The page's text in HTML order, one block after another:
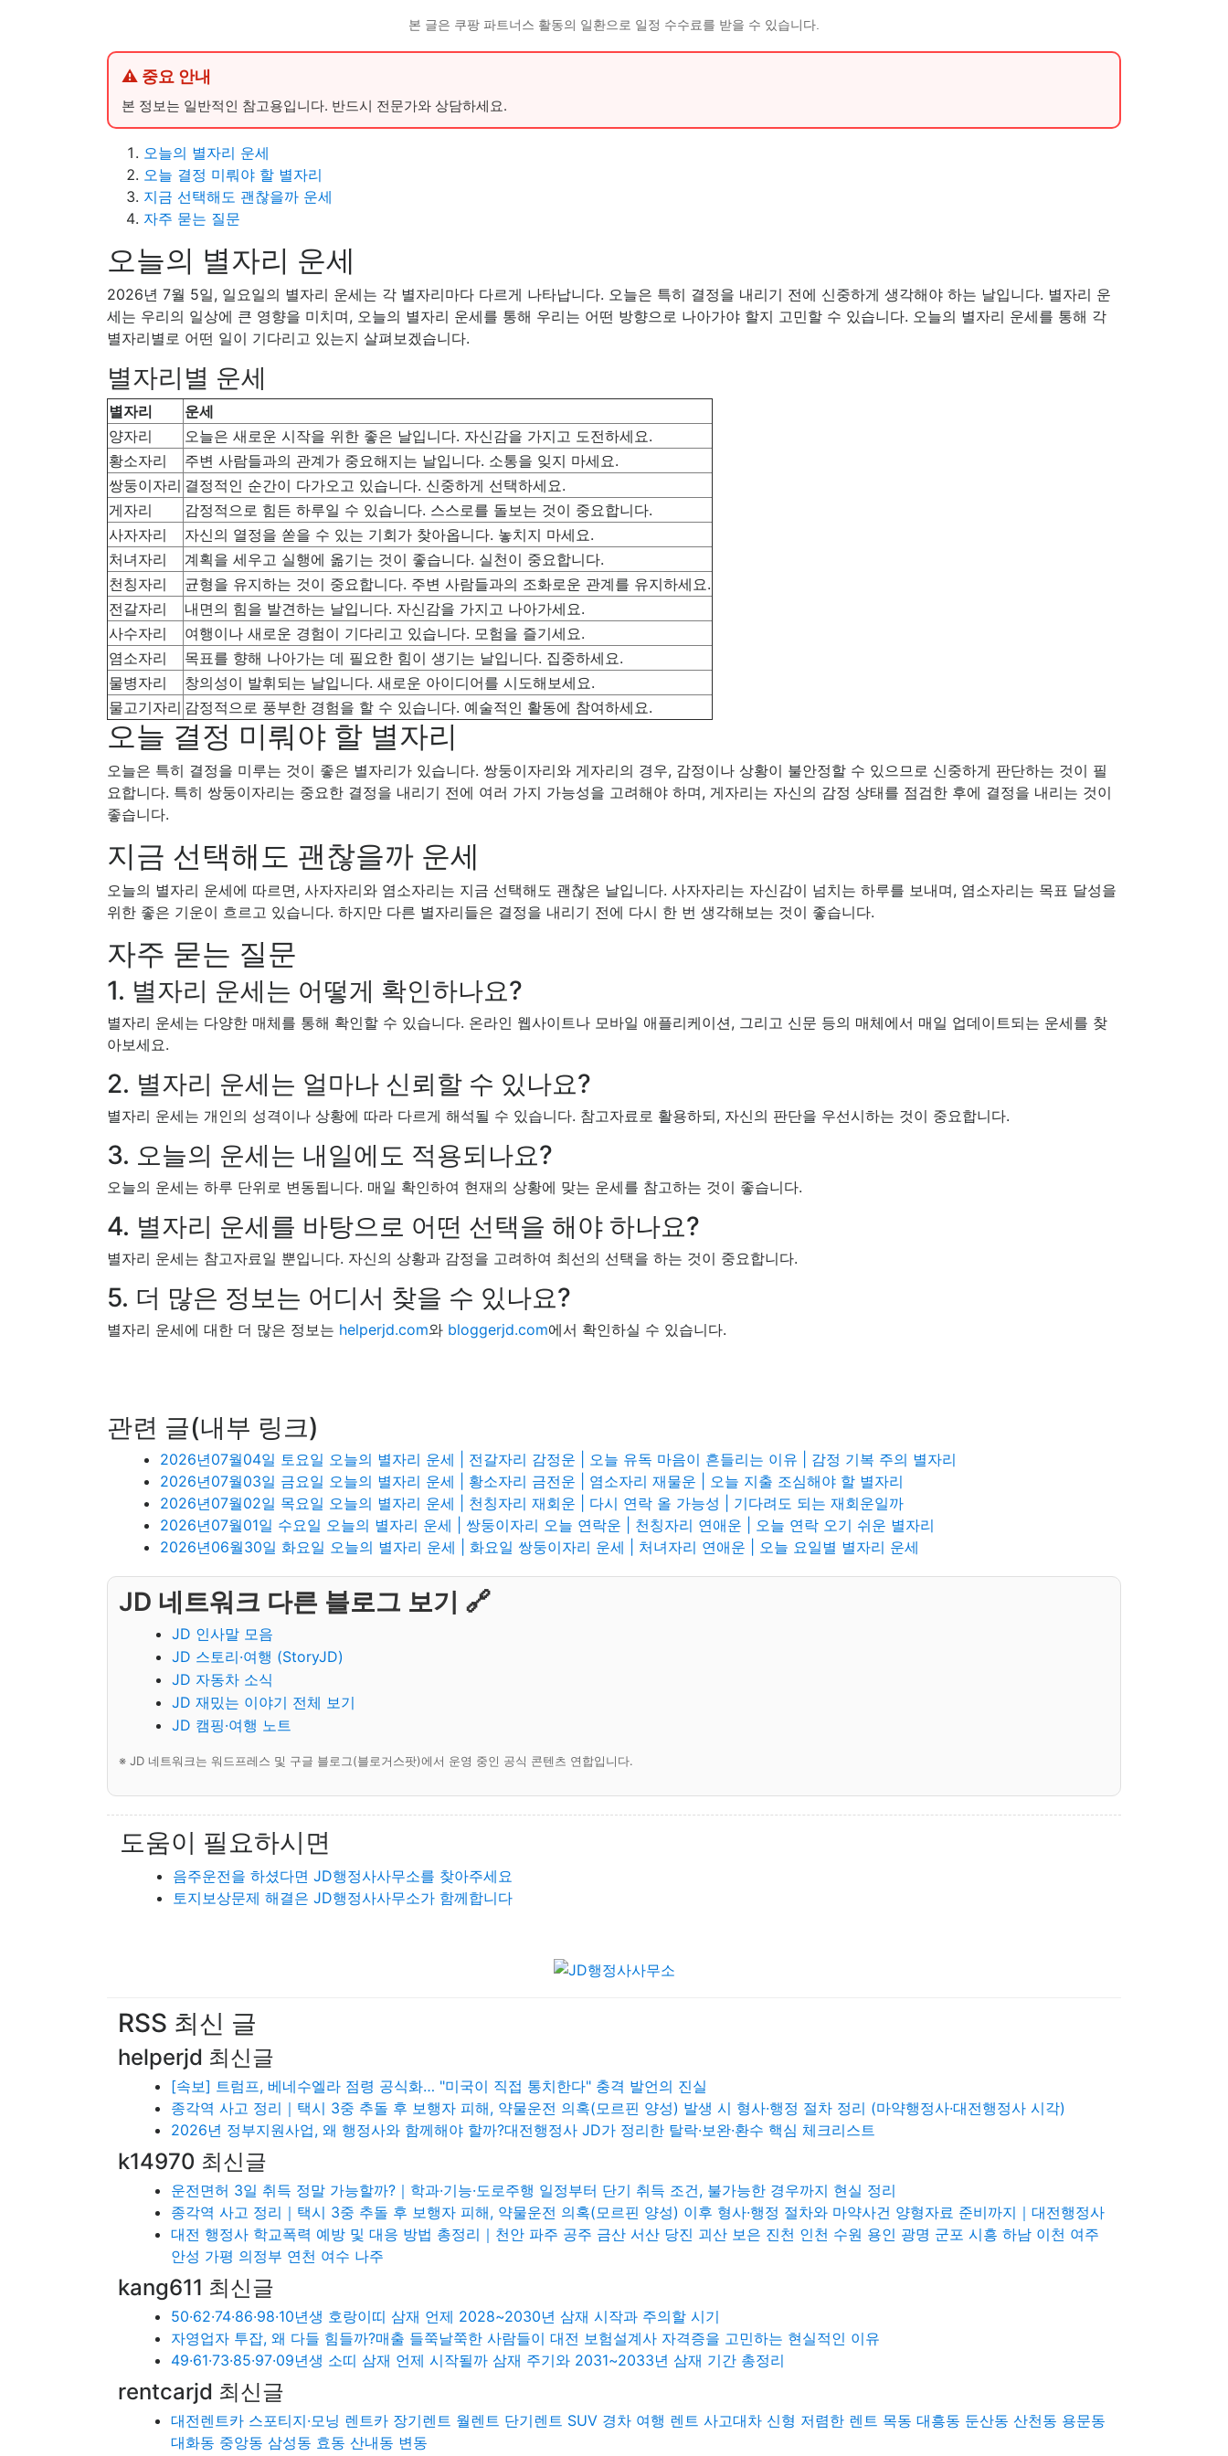
본 글은 쿠팡 파트너스 활동의 일환으로 일정 수수료를 받을 수 있습니다.
⚠ 중요 안내
본 정보는 일반적인 참고용입니다. 반드시 전문가와 상담하세요.
오늘의 별자리 운세
오늘 결정 미뤄야 할 별자리
지금 선택해도 괜찮을까 운세
자주 묻는 질문
오늘의 별자리 운세
2026년 7월 5일, 일요일의 별자리 운세는 각 별자리마다 다르게 나타납니다. 오늘은 특히 결정을 내리기 전에 신중하게 생각해야 하는 날입니다. 별자리 운
세는 우리의 일상에 큰 영향을 미치며, 오늘의 별자리 운세를 통해 우리는 어떤 방향으로 나아가야 할지 고민할 수 있습니다. 오늘의 별자리 운세를 통해 각
별자리별로 어떤 일이 기다리고 있는지 살펴보겠습니다.
별자리별 운세
별자리
운세
양자리
오늘은 새로운 시작을 위한 좋은 날입니다. 자신감을 가지고 도전하세요.
황소자리
주변 사람들과의 관계가 중요해지는 날입니다. 소통을 잊지 마세요.
쌍둥이자리 결정적인 순간이 다가오고 있습니다. 신중하게 선택하세요.
게자리
감정적으로 힘든 하루일 수 있습니다. 스스로를 돌보는 것이 중요합니다.
사자자리
자신의 열정을 쏟을 수 있는 기회가 찾아옵니다. 놓치지 마세요.
처녀자리
계획을 세우고 실행에 옮기는 것이 좋습니다. 실천이 중요합니다.
천칭자리
균형을 유지하는 것이 중요합니다. 주변 사람들과의 조화로운 관계를 유지하세요.
전갈자리
내면의 힘을 발견하는 날입니다. 자신감을 가지고 나아가세요.
사수자리
여행이나 새로운 경험이 기다리고 있습니다. 모험을 즐기세요.
염소자리
목표를 향해 나아가는 데 필요한 힘이 생기는 날입니다. 집중하세요.
물병자리
창의성이 발휘되는 날입니다. 새로운 아이디어를 시도해보세요.
물고기자리 감정적으로 풍부한 경험을 할 수 있습니다. 예술적인 활동에 참여하세요.
오늘 결정 미뤄야 할 별자리
오늘은 특히 결정을 미루는 것이 좋은 별자리가 있습니다. 쌍둥이자리와 게자리의 경우, 감정이나 상황이 불안정할 수 있으므로 신중하게 판단하는 것이 필
요합니다. 특히 쌍둥이자리는 중요한 결정을 내리기 전에 여러 가지 가능성을 고려해야 하며, 게자리는 자신의 감정 상태를 점검한 후에 결정을 내리는 것이
좋습니다.
지금 선택해도 괜찮을까 운세
오늘의 별자리 운세에 따르면, 사자자리와 염소자리는 지금 선택해도 괜찮은 날입니다. 사자자리는 자신감이 넘치는 하루를 보내며, 염소자리는 목표 달성을
위한 좋은 기운이 흐르고 있습니다. 하지만 다른 별자리들은 결정을 내리기 전에 다시 한 번 생각해보는 것이 좋습니다.
자주 묻는 질문
1. 별자리 운세는 어떻게 확인하나요?
별자리 운세는 다양한 매체를 통해 확인할 수 있습니다. 온라인 웹사이트나 모바일 애플리케이션, 그리고 신문 등의 매체에서 매일 업데이트되는 운세를 찾
아보세요.
2. 별자리 운세는 얼마나 신뢰할 수 있나요?
별자리 운세는 개인의 성격이나 상황에 따라 다르게 해석될 수 있습니다. 참고자료로 활용하되, 자신의 판단을 우선시하는 것이 중요합니다.
3. 오늘의 운세는 내일에도 적용되나요?
오늘의 운세는 하루 단위로 변동됩니다. 매일 확인하여 현재의 상황에 맞는 운세를 참고하는 것이 좋습니다.
4. 별자리 운세를 바탕으로 어떤 선택을 해야 하나요?
별자리 운세는 참고자료일 뿐입니다. 자신의 상황과 감정을 고려하여 최선의 선택을 하는 것이 중요합니다.
5. 더 많은 정보는 어디서 찾을 수 있나요?
별자리 운세에 대한 더 많은 정보는 helperjd.com와 bloggerjd.com에서 확인하실 수 있습니다.
관련 글(내부 링크)
2026년07월04일 토요일 오늘의 별자리 운세 | 전갈자리 감정운 | 오늘 유독 마음이 흔들리는 이유 | 감정 기복 주의 별자리
2026년07월03일 금요일 오늘의 별자리 운세 | 황소자리 금전운 | 염소자리 재물운 | 오늘 지출 조심해야 할 별자리
2026년07월02일 목요일 오늘의 별자리 운세 | 천칭자리 재회운 | 다시 연락 올 가능성 | 기다려도 되는 재회운일까
2026년07월01일 수요일 오늘의 별자리 운세 | 쌍둥이자리 오늘 연락운 | 천칭자리 연애운 | 오늘 연락 오기 쉬운 별자리
2026년06월30일 화요일 오늘의 별자리 운세 | 화요일 쌍둥이자리 운세 | 처녀자리 연애운 | 오늘 요일별 별자리 운세
JD 네트워크 다른 블로그 보기 🔗
JD 인사말 모음
JD 스토리·여행 (StoryJD)
JD 자동차 소식
JD 재밌는 이야기 전체 보기
JD 캠핑·여행 노트
※ JD 네트워크는 워드프레스 및 구글 블로그(블로거스팟)에서 운영 중인 공식 콘텐츠 연합입니다.
도움이 필요하시면
음주운전을 하셨다면 JD행정사사무소를 찾아주세요
토지보상문제 해결은 JD행정사사무소가 함께합니다
RSS 최신 글
helperjd 최신글
[속보] 트럼프, 베네수엘라 점령 공식화… "미국이 직접 통치한다" 충격 발언의 진실
종각역 사고 정리｜택시 3중 추돌 후 보행자 피해, 약물운전 의혹(모르핀 양성) 발생 시 형사·행정 절차 정리 (마약행정사·대전행정사 시각)
2026년 정부지원사업, 왜 행정사와 함께해야 할까?대전행정사 JD가 정리한 탈락·보완·환수 핵심 체크리스트
k14970 최신글
운전면허 3일 취득 정말 가능할까?｜학과·기능·도로주행 일정부터 단기 취득 조건, 불가능한 경우까지 현실 정리
종각역 사고 정리｜택시 3중 추돌 후 보행자 피해, 약물운전 의혹(모르핀 양성) 이후 형사·행정 절차와 마약사건 양형자료 준비까지｜대전행정사
대전 행정사 학교폭력 예방 및 대응 방법 총정리｜천안 파주 공주 금산 서산 당진 괴산 보은 진천 인천 수원 용인 광명 군포 시흥 하남 이천 여주
안성 가평 의정부 연천 여수 나주
kang611 최신글
50·62·74·86·98·10년생 호랑이띠 삼재 언제 2028~2030년 삼재 시작과 주의할 시기
자영업자 투잡, 왜 다들 힘들까?매출 들쭉날쭉한 사람들이 대전 보험설계사 자격증을 고민하는 현실적인 이유
49·61·73·85·97·09년생 소띠 삼재 언제 시작될까 삼재 주기와 2031~2033년 삼재 기간 총정리
rentcarjd 최신글
대전렌트카 스포티지·모닝 렌트카 장기렌트 월렌트 단기렌트 SUV 경차 여행 렌트 사고대차 신형 저렴한 렌트 목동 대흥동 둔산동 산천동 용문동
대화동 중앙동 삼성동 효동 산내동 변동